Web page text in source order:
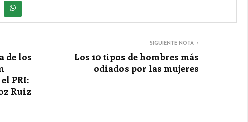
de los
PRI:
Ruiz
SIGUIENTE NOTA
Los 10 tipos de hombres más
odiados por las mujeres